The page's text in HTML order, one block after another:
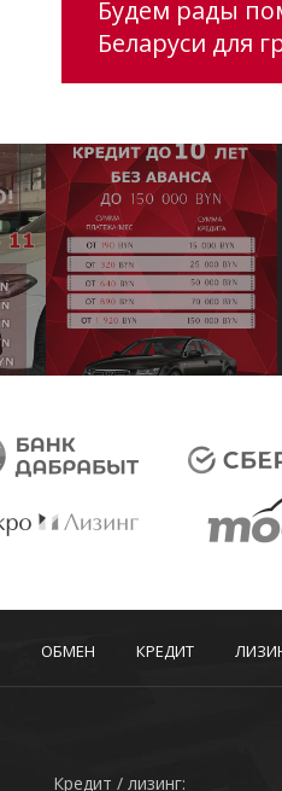
Будем рады
Беларуси для
ОБМЕН КРЕДИТ
Кредит / лизинг: